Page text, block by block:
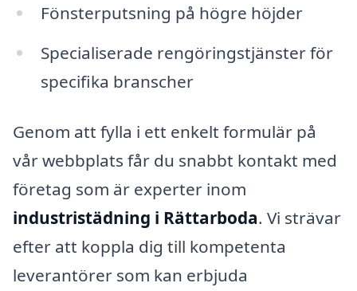
Fönsterputsning på högre höjder
Specialiserade rengöringstjänster för
specifika branscher
Genom att fylla i ett enkelt formulär på
vår webbplats får du snabbt kontakt med
företag som är experter inom
industristädning i Rättarboda. Vi strävar
efter att koppla dig till kompetenta
leverantörer som kan erbjuda